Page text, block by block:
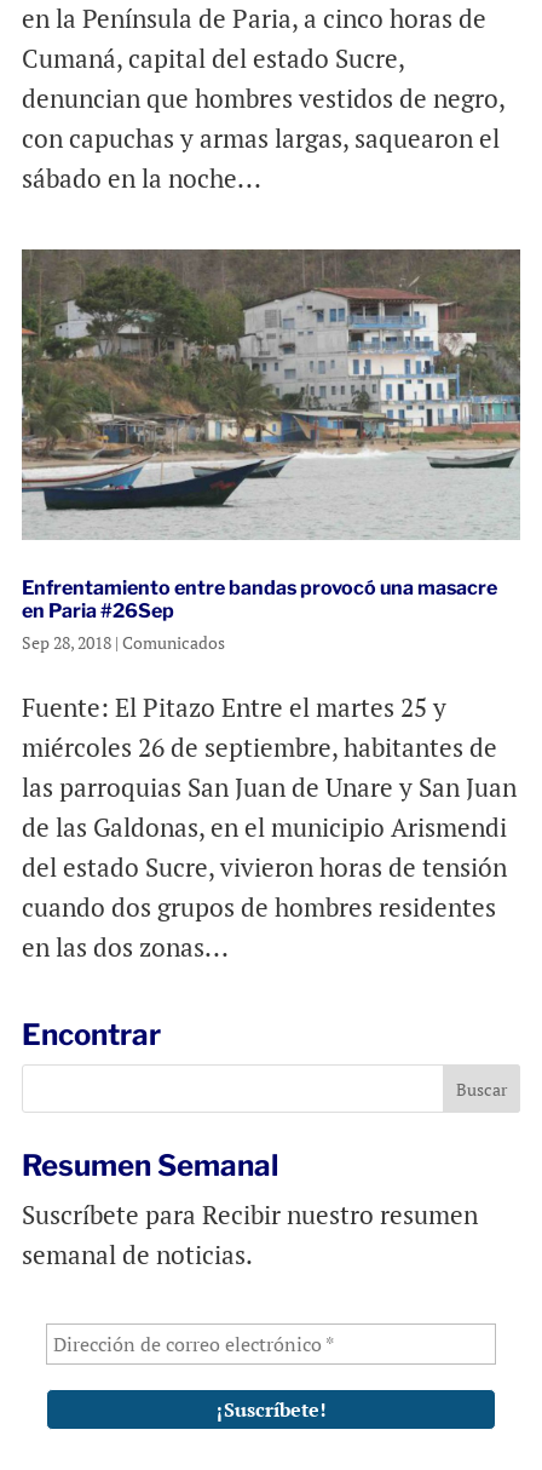
en la Península de Paria, a cinco horas de
Cumaná, capital del estado Sucre,
denuncian que hombres vestidos de negro,
con capuchas y armas largas, saquearon el
sábado en la noche...
Enfrentamiento entre bandas provocó una masacre
en Paria #26Sep
Sep 28, 2018| Comunicados
Fuente: El Pitazo Entre el martes 25 y
miércoles 26 de septiembre, habitantes de
las parroquias San Juan de Unare y San Juan
de las Galdonas, en el municipio Arismendi
del estado Sucre, vivieron horas de tensión
cuando dos grupos de hombres residentes
en las dos zonas...
Encontrar
Resumen Semanal
Suscríbete para Recibir nuestro resumen
semanal de noticias.